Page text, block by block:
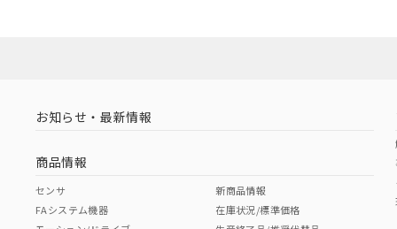
お知らせ・最新情報
商品情報
センサ
FAシステム機器
新商品情報
在庫状況/標準価格